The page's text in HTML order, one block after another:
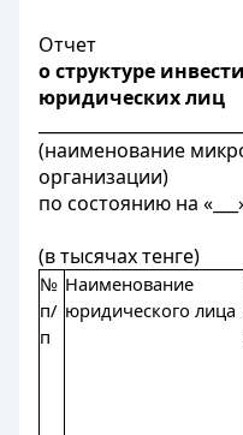
Отчет
о структуре
юридических лиц
(наименование
организации)
по состоянию на «___»
(в тысячах тенге)
№
п/
п
Наименование
юридического лица